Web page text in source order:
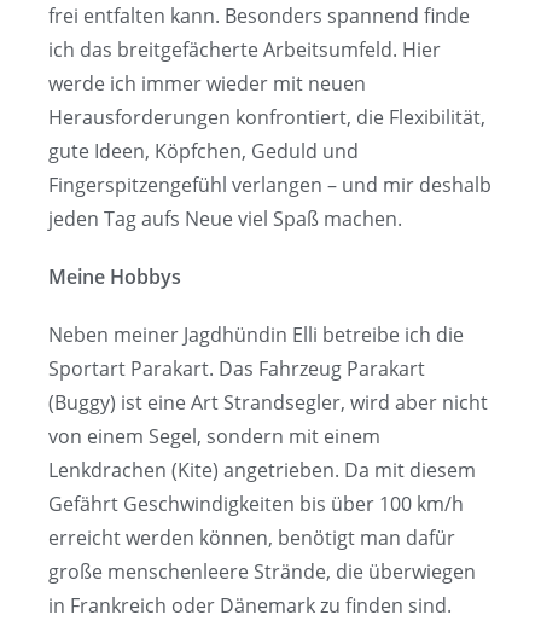
frei entfalten kann. Besonders spannend finde
ich das breitgefächerte Arbeitsumfeld. Hier
werde ich immer wieder mit neuen
Herausforderungen konfrontiert, die Flexibilität,
gute Ideen, Köpfchen, Geduld und
Fingerspitzengefühl verlangen – und mir deshalb
jeden Tag aufs Neue viel Spaß machen.
Meine Hobbys
Neben meiner Jagdhündin Elli betreibe ich die
Sportart Parakart. Das Fahrzeug Parakart
(Buggy) ist eine Art Strandsegler, wird aber nicht
von einem Segel, sondern mit einem
Lenkdrachen (Kite) angetrieben. Da mit diesem
Gefährt Geschwindigkeiten bis über 100 km/h
erreicht werden können, benötigt man dafür
große menschenleere Strände, die überwiegen
in Frankreich oder Dänemark zu finden sind.